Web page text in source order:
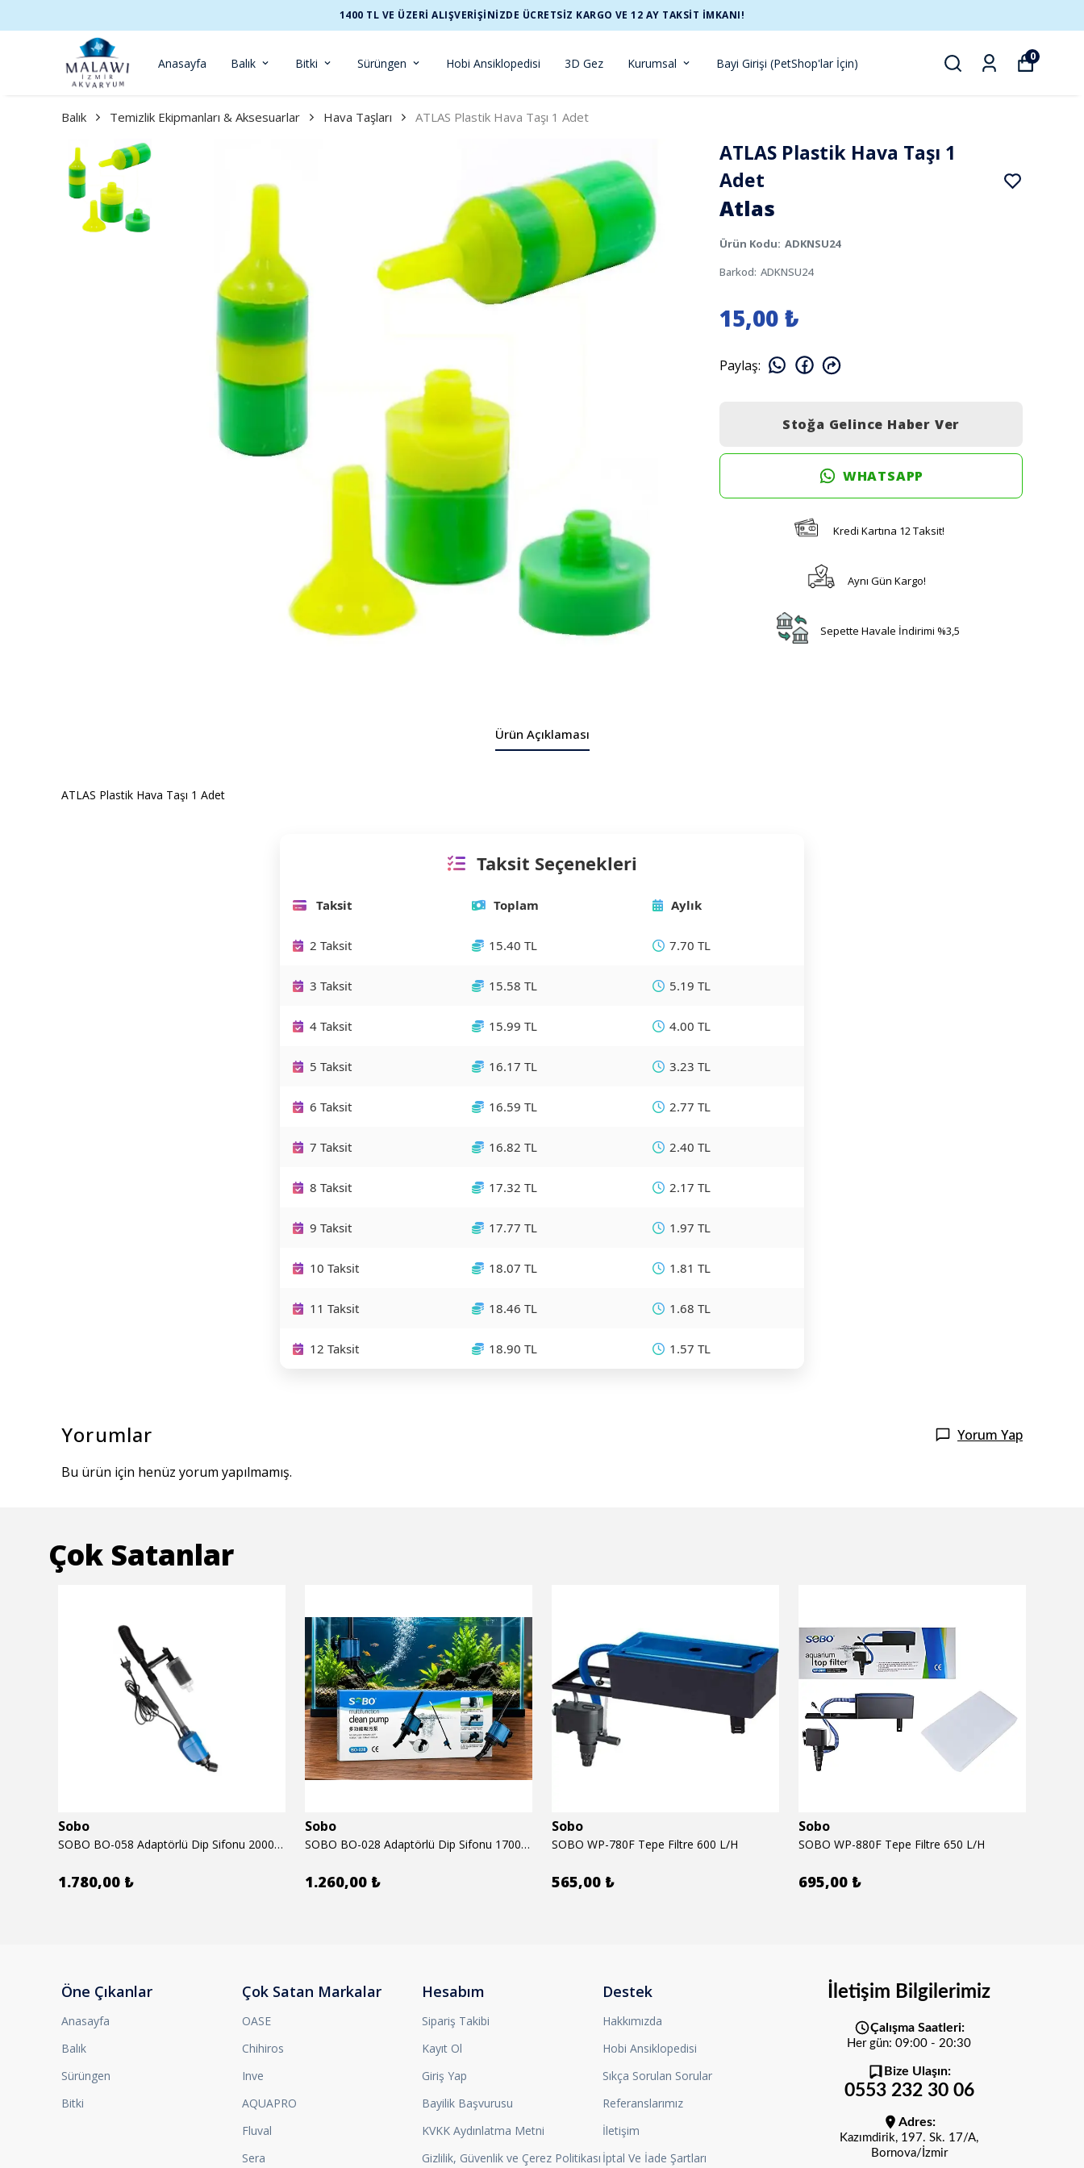
1400 TL VE ÜZERİ ALIŞVERİŞİNİZDE ÜCRETSİZ KARGO VE 12 AY TAKSİT İMKANI!
Anasayfa Balık Bitki Sürüngen Hobi Ansiklopedisi 3D Gez Kurumsal Bayi Girişi (PetShop'lar İçin) 0
Balık Temizlik Ekipmanları & Aksesuarlar Hava Taşları ATLAS Plastik Hava Taşı 1 Adet
ATLAS Plastik Hava Taşı 1
Adet
Atlas
Ürün Kodu: ADKNSU24
Barkod: ADKNSU24
15,00 ₺
Paylaş:
Stoğa Gelince Haber Ver
WHATSAPP
Kredi Kartına 12 Taksit!
Aynı Gün Kargo!
Sepette Havale İndirimi %3,5
Ürün Açıklaması
ATLAS Plastik Hava Taşı 1 Adet
Taksit Seçenekleri
Taksit Toplam Aylık
2 Taksit 15.40 TL 7.70 TL
3 Taksit 15.58 TL 5.19 TL
4 Taksit 15.99 TL 4.00 TL
5 Taksit 16.17 TL 3.23 TL
6 Taksit 16.59 TL 2.77 TL
7 Taksit 16.82 TL 2.40 TL
8 Taksit 17.32 TL 2.17 TL
9 Taksit 17.77 TL 1.97 TL
10 Taksit 18.07 TL 1.81 TL
11 Taksit 18.46 TL 1.68 TL
12 Taksit 18.90 TL 1.57 TL
Yorumlar Yorum Yap
Bu ürün için henüz yorum yapılmamış.
Çok Satanlar
Sobo
SOBO BO-058 Adaptörlü Dip Sifonu 2000 Lth 32 W
1.780,00 ₺
Sobo
SOBO BO-028 Adaptörlü Dip Sifonu 1700 Lth 28 W
1.260,00 ₺
Sobo
SOBO WP-780F Tepe Filtre 600 L/H
565,00 ₺
Sobo
SOBO WP-880F Tepe Filtre 650 L/H
695,00 ₺
Öne Çıkanlar
Anasayfa
Balık
Sürüngen
Bitki
Çok Satan Markalar
OASE
Chihiros
Inve
AQUAPRO
Fluval
Sera
Hesabım
Sipariş Takibi
Kayıt Ol
Giriş Yap
Bayilik Başvurusu
KVKK Aydınlatma Metni
Gizlilik, Güvenlik ve Çerez Politikası
Destek
Hakkımızda
Hobi Ansiklopedisi
Sıkça Sorulan Sorular
Referanslarımız
İletişim
İptal Ve İade Şartları
İletişim Bilgilerimiz
Çalışma Saatleri:
Her gün: 09:00 - 20:30
Bize Ulaşın:
0553 232 30 06
Adres:
Kazımdirik, 197. Sk. 17/A,
Bornova/İzmir